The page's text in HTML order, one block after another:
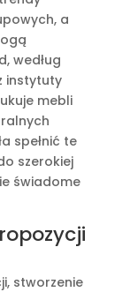
a
według
instytuty
mebli
spełnić te
szerokiej
świadome
stworzenie